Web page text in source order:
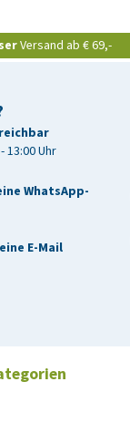
Versand ab € 69,-
13:00 Uhr
WhatsApp-
E-Mail